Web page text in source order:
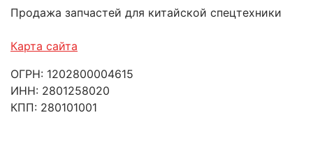
Продажа запчастей для китайской спецтехники
Карта сайта
ОГРН: 1202800004615
ИНН: 2801258020
КПП: 280101001